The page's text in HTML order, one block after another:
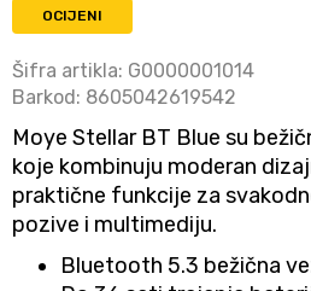
OCIJENI
Šifra artikla: G0000001014
Barkod: 8605042619542
Moye Stellar BT Blue su
koje kombinuju moderan
praktične funkcije za
pozive i multimediju.
Bluetooth 5.3 bežična